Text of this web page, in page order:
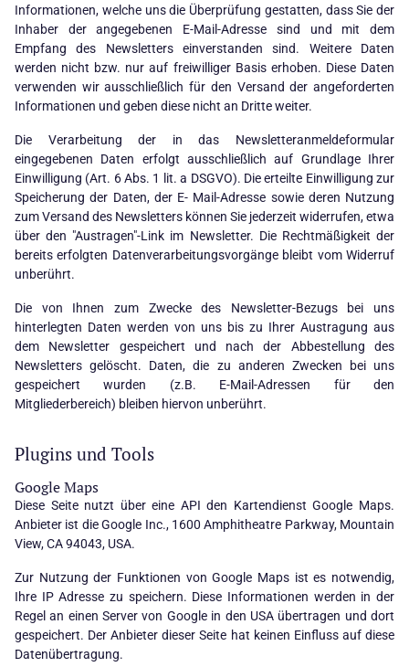
Informationen, welche uns die Überprüfung gestatten, dass Sie der
Inhaber der angegebenen E-Mail-Adresse sind und mit dem
Empfang des Newsletters einverstanden sind. Weitere Daten
werden nicht bzw. nur auf freiwilliger Basis erhoben. Diese Daten
verwenden wir ausschließlich für den Versand der angeforderten
Informationen und geben diese nicht an Dritte weiter.
Die Verarbeitung der in das Newsletteranmeldeformular
eingegebenen Daten erfolgt ausschließlich auf Grundlage Ihrer
Einwilligung (Art. 6 Abs. 1 lit. a DSGVO). Die erteilte Einwilligung zur
Speicherung der Daten, der E- Mail-Adresse sowie deren Nutzung
zum Versand des Newsletters können Sie jederzeit widerrufen, etwa
über den "Austragen"-Link im Newsletter. Die Rechtmäßigkeit der
bereits erfolgten Datenverarbeitungsvorgänge bleibt vom Widerruf
unberührt.
Die von Ihnen zum Zwecke des Newsletter-Bezugs bei uns
hinterlegten Daten werden von uns bis zu Ihrer Austragung aus
dem Newsletter gespeichert und nach der Abbestellung des
Newsletters gelöscht. Daten, die zu anderen Zwecken bei uns
gespeichert wurden (z.B. E-Mail-Adressen für den
Mitgliederbereich) bleiben hiervon unberührt.
Plugins und Tools
Google Maps
Diese Seite nutzt über eine API den Kartendienst Google Maps.
Anbieter ist die Google Inc., 1600 Amphitheatre Parkway, Mountain
View, CA 94043, USA.
Zur Nutzung der Funktionen von Google Maps ist es notwendig,
Ihre IP Adresse zu speichern. Diese Informationen werden in der
Regel an einen Server von Google in den USA übertragen und dort
gespeichert. Der Anbieter dieser Seite hat keinen Einfluss auf diese
Datenübertragung.